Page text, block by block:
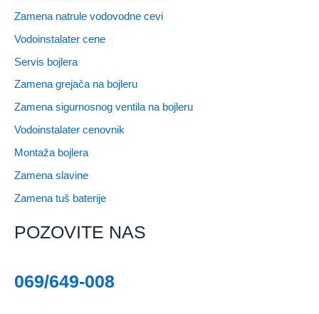
Zamena natrule vodovodne cevi
Vodoinstalater cene
Servis bojlera
Zamena grejača na bojleru
Zamena sigurnosnog ventila na bojleru
Vodoinstalater cenovnik
Montaža bojlera
Zamena slavine
Zamena tuš baterije
POZOVITE NAS
069/649-008